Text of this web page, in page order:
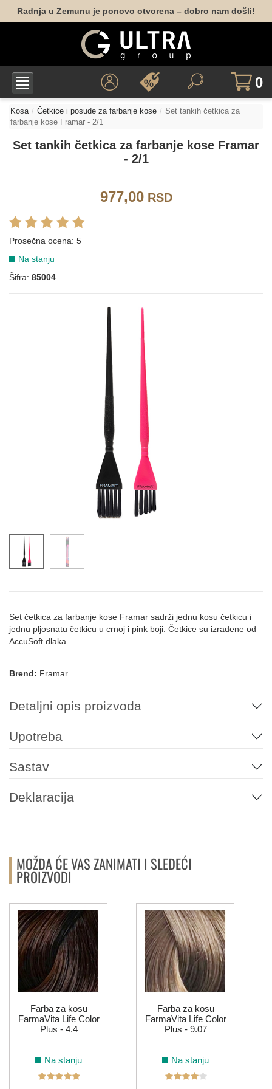
Radnja u Zemunu je ponovo otvorena – dobro nam došli!
0
Kosa Četkice i posude za farbanje kose
Set tankih četkica za
farbanje kose Framar - 2/1
Set tankih četkica za farbanje kose Framar
- 2/1
977,00RSD
Prosečna ocena: 5
Na stanju
Šifra: 85004
Set četkica za farbanje kose Framar sadrži jednu kosu četkicu i
jednu pljosnatu četkicu u crnoj i pink boji. Četkice su izrađene od
AccuSoft dlaka.
Brend: Framar
Detaljni opis proizvoda
Upotreba
Sastav
Deklaracija
MOŽDA ĆE VAS ZANIMATI I SLEDEĆI
PROIZVODI
Farba za kosu
FarmaVita Life Color
Plus - 4.4
Na stanju
Farba za kosu
FarmaVita Life Color
Plus - 9.07
Na stanju